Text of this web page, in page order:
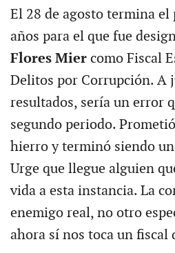
El 28 de agosto termina el
años para el que fue
Flores Miercomo Fiscal
Delitos por Corrupción. A
resultados, sería un error
segundo periodo.
hierro y terminó siendo
Urge que llegue alguien
vida a esta instancia. La
enemigo real, no otro
ahora sí nos toca un fiscal